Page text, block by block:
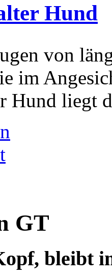
Hund
von
im
Hund liegt
GT
bleibt